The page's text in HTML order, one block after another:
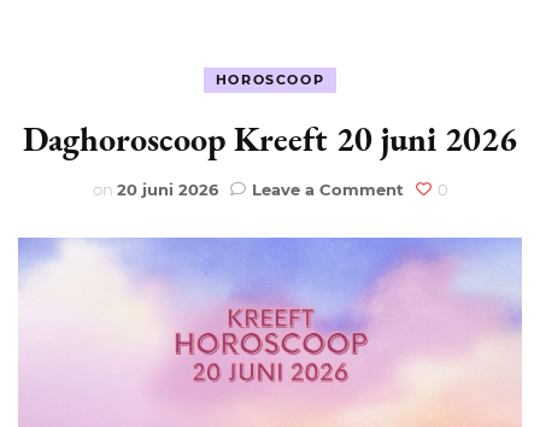
HOROSCOOP
Daghoroscoop Kreeft 20 juni 2026
on 20 juni 2026 Leave a Commenton
Kreeft
20
0